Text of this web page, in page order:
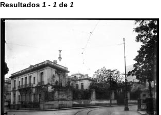
Resultados 1 - 1 de 1